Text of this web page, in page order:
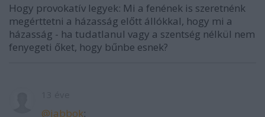
Hogy provokatív legyek: Mi a fenének is szeretnénk
megérttetni a házasság előtt állókkal, hogy mi a
házasság - ha tudatlanul vagy a szentség nélkül nem
fenyegeti őket, hogy bűnbe esnek?
@jabbok: